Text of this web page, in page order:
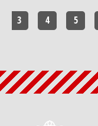
3 4 5